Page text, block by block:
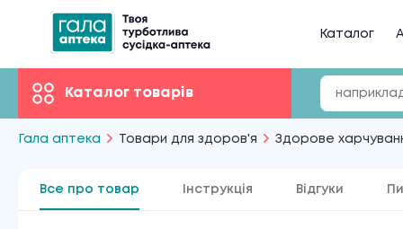
Каталог
Каталог товарів
Гала аптека Товари для здоров'я Здорове
Все про товар Інструкція Відгуки